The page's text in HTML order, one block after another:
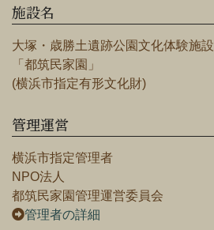
施設名
大塚・歳勝土遺跡公園文化体験施設
「都筑民家園」
(横浜市指定有形文化財)
管理運営
横浜市指定管理者
NPO法人
都筑民家園管理運営委員会
管理者の詳細